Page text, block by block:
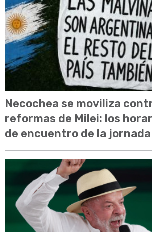
Necochea se moviliza
reformas de Milei: los
de encuentro de la jornada